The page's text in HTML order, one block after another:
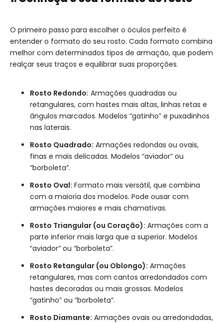
O primeiro passo para escolher o óculos perfeito é
entender o formato do seu rosto. Cada formato combina
melhor com determinados tipos de armação, que podem
realçar seus traços e equilibrar suas proporções.
Rosto Redondo: Armações quadradas ou
retangulares, com hastes mais altas, linhas retas e
ângulos marcados. Modelos “gatinho” e puxadinhos
nas laterais.
Rosto Quadrado: Armações redondas ou ovais,
finas e mais delicadas. Modelos “aviador” ou
“borboleta”.
Rosto Oval: Formato mais versátil, que combina
com a maioria dos modelos. Pode ousar com
armações maiores e mais chamativas.
Rosto Triangular (ou Coração): Armações com a
parte inferior mais larga que a superior. Modelos
“aviador” ou “borboleta”.
Rosto Retangular (ou Oblongo): Armações
retangulares, mas com cantos arredondados com
hastes decoradas ou mais grossas. Modelos
“gatinho” ou “borboleta”.
Rosto Diamante: Armações ovais ou arredondadas,